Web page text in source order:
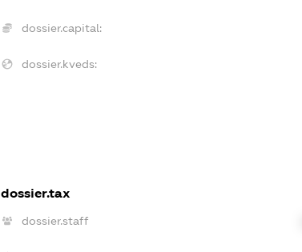
dossier.capital:
dossier.kveds:
dossier.tax
dossier.staff